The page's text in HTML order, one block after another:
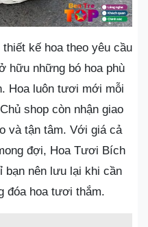
kế hoa theo yêu cầu
hữu những bó hoa phù
Hoa luôn tươi mới mỗi
shop còn nhận giao
và tận tâm. Với giá cả
đợi, Hoa Tươi Bích
bạn nên lưu lại khi cần
đóa hoa tươi thắm.